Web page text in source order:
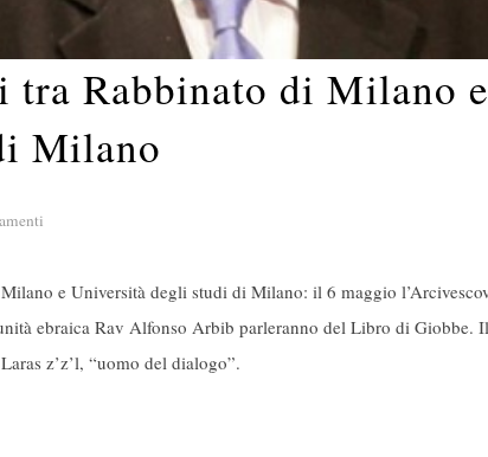
tra Rabbinato di Milano
Milano
e Università degli studi di Milano: il 6 maggio
ebraica Rav Alfonso Arbib parleranno del Libro di Giobbe.
z’z’l, “uomo del dialogo”.